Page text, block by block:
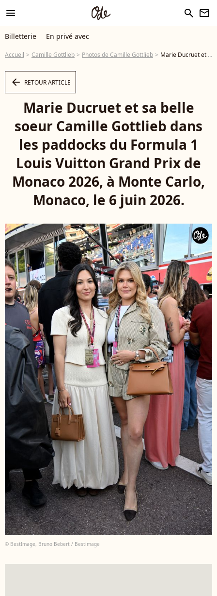
menu search newsletter
Billetterie En privé avec
Accueil Camille Gottlieb Photos de Camille Gottlieb Marie Ducruet et sa belle soeur Camille Gottlieb dans les paddocks du Formula 1 Louis Vuitton Grand Prix de Monaco 2026, à Monte Carlo, Monaco, le 6 juin 2026. © Bruno Bebert/Bestimage - Photo
arrow_left RETOUR ARTICLE
Marie Ducruet et sa belle
soeur Camille Gottlieb dans
les paddocks du Formula 1
Louis Vuitton Grand Prix de
Monaco 2026, à Monte Carlo,
Monaco, le 6 juin 2026.
© BestImage, Bruno Bebert / Bestimage